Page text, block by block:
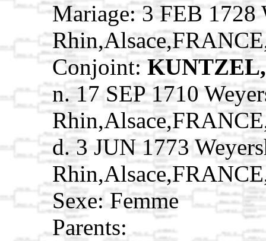
Mariage: 3 FEB 1728
Conjoint:
n. 17 SEP 1710
d. 3 JUN 1773
Sexe: Femme
Parents: